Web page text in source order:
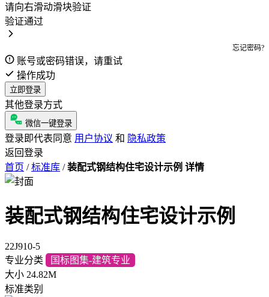
请向右滑动滑块验证
验证通过
忘记密码?
账号或密码错误，请重试
操作成功
立即登录
其他登录方式
微信一键登录
登录即代表同意 用户协议 和 隐私政策
返回登录
首页 / 标准库 / 装配式钢结构住宅设计示例 详情
装配式钢结构住宅设计示例
22J910-5
专业分类
国标图集-建筑专业
大小 24.82M
标准类别